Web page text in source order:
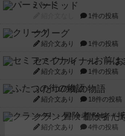
パーミッド
1件の投稿
クリーグ
紹介文あり 1件の投稿
セミファイナル ～お
紹介文あり 1件の投稿
ふたつの街の物語
紹介文あり 18件の投稿
クランク! ：冒険者た
紹介文あり 4件の投稿